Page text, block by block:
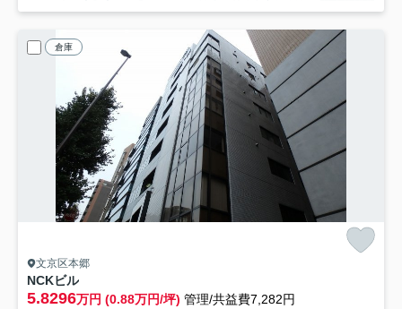
倉庫
文京区本郷
NCKビル
5.8296万円 (0.88万円/坪) 管理/共益費7,282円